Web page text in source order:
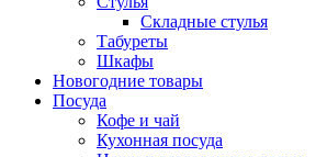
Складные стулья
Табуреты
Шкафы
Новогодние товары
Посуда
Кофе и чай
Кухонная посуда